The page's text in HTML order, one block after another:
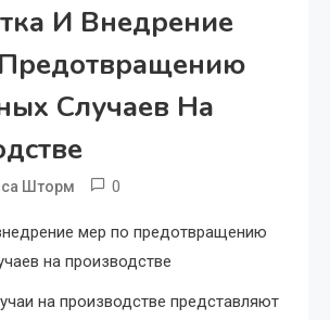
И Внедрение
Случаев На
Шторм 0
мер по предотвращению
на производстве
на производстве представляют